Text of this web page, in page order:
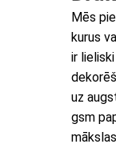
Mēs
kurus
ir
uz
gsm